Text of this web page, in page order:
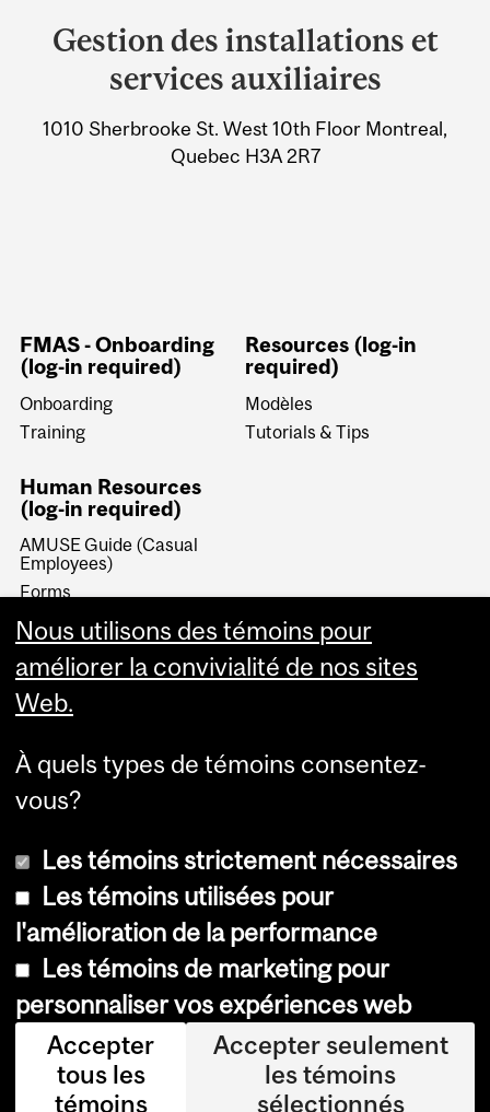
and
University
Information
Gestion des installations et
services auxiliaires
1010 Sherbrooke St. West 10th Floor Montreal,
Quebec H3A 2R7
FMAS - Onboarding
(log-in required)
Onboarding
Training
Human Resources
(log-in required)
AMUSE Guide (Casual
Employees)
Forms
Tutorials & WorkDay
Resources (log-in
required)
Modèles
Tutorials & Tips
Administrative
Documents (log-in
Forms & Procedures
© Université McGill, 2026
Accessibilité
Avis sur les témoins
Paramètres des témoins
Nous utilisons des témoins pour
améliorer la convivialité de nos sites
Web.
À quels types de témoins consentez-
vous?
Les témoins strictement nécessaires
Les témoins utilisées pour
l'amélioration de la performance
Les témoins de marketing pour
personnaliser vos expériences web
Accepter
tous les
témoins
Accepter seulement
les témoins
sélectionnés